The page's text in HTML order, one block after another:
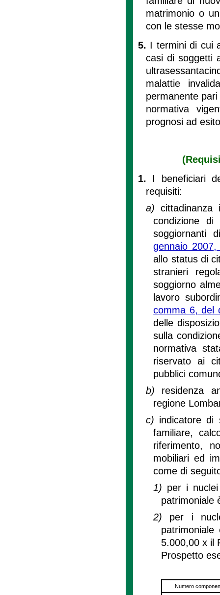
matrimonio o
con le stesse
5. I termini di cui
casi di soggetti
malattie
permanente
normativa
prognosi ad
1. I beneficiari
requisiti:
a)
condizione
soggiornanti
gennaio
allo status di
stranieri
soggiorno
lavoro
comma 6, del
delle
sulla
normativa
riservato ai
pubblici
b) residenza
regione
c) indicatore di
familiare,
riferimento,
mobiliari ed
come di
1) per i
patrimoniale
2) per i
5.000,00 x il
Prospetto
Numero